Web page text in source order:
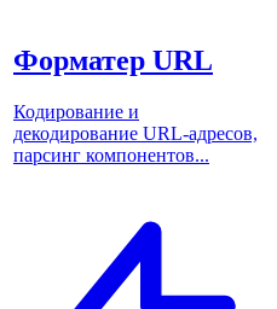
Форматер URL
Кодирование и
декодирование URL-адресов,
парсинг компонентов...